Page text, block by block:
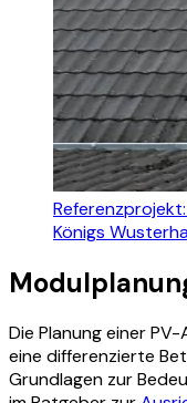
Königs
Die Planung einer
eine differenzierte
Grundlagen zur